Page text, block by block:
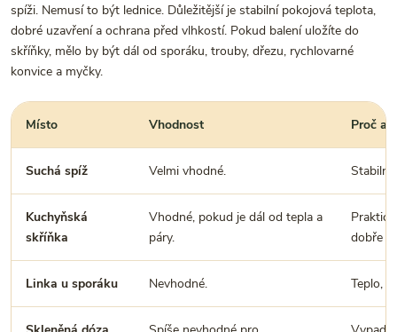
spíži. Nemusí to být lednice. Důležitější je stabilní pokojová teplota,
dobré uzavření a ochrana před vlhkostí. Pokud balení uložíte do
skříňky, mělo by být dál od sporáku, trouby, dřezu, rychlovarné
konvice a myčky.
Místo Vhodnost Proč
Suchá spíž Velmi vhodné. Stabilní
Kuchyňská
skříňka
Vhodné, pokud je dál od tepla a
páry.
dobře
Linka u sporáku Nevhodné. Teplo,